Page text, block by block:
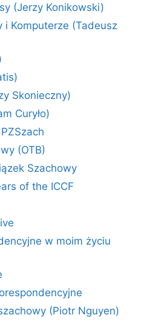
(Jerzy Konikowski)
i Komputerze (Tadeusz
Skonieczny)
Curyło)
(OTB)
Szachowy
of the ICCF
w moim życiu
(Piotr Nguyen)